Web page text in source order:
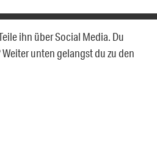
ihn über Social Media. Du
unten gelangst du zu den